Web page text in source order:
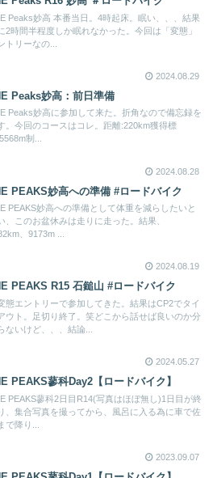
Peaks妙高 本番当日。4時起床。眠い、、、結果
2時間半程度しか眠れなかった。今回は「変態」
トリーなの...
2024.08.29
Peaks妙高：前日準備
Peaks妙高に参加して来た。折角なので備忘録を
。今回のコースはコレ。距離:220km獲得標
制...
2024.08.28
PEAKS妙高への準備 #ロードバイク
PEAKS妙高への準備として体重を減らしたいと
、このお盆休みは走りに走った。結果、
、9173m ...
2024.08.19
PEAKS R15 石鎚山 #ロードバイク
態エントリーで参加してきた。結果はCP2でタイ
ウト。足切り終了。笑どこから話せば良いのか分
ないけど、、、結論...
2024.05.27
PEAKS蓼科Day2【ロードバイク】
PEAKS蓼科2日目R14(写真はほぼ無し)1日目が終
、集合写真を撮ってから、風呂に入る為に車で佐
で降り...
2023.09.07